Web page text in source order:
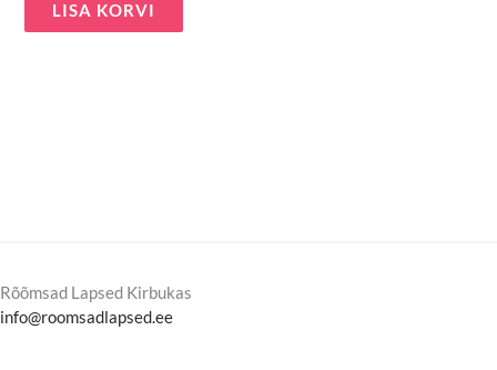
LISA KORVI
Rõõmsad Lapsed Kirbukas
info@roomsadlapsed.ee